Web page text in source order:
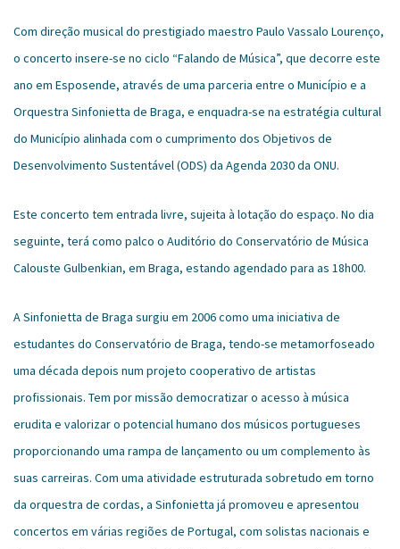
Com direção musical do prestigiado maestro Paulo Vassalo Lourenço,
o concerto insere-se no ciclo “Falando de Música”, que decorre este
ano em Esposende, através de uma parceria entre o Município e a
Orquestra Sinfonietta de Braga, e enquadra-se na estratégia cultural
do Município alinhada com o cumprimento dos Objetivos de
Desenvolvimento Sustentável (ODS) da Agenda 2030 da ONU.
Este concerto tem entrada livre, sujeita à lotação do espaço. No dia
seguinte, terá como palco o Auditório do Conservatório de Música
Calouste Gulbenkian, em Braga, estando agendado para as 18h00.
A Sinfonietta de Braga surgiu em 2006 como uma iniciativa de
estudantes do Conservatório de Braga, tendo-se metamorfoseado
uma década depois num projeto cooperativo de artistas
profissionais. Tem por missão democratizar o acesso à música
erudita e valorizar o potencial humano dos músicos portugueses
proporcionando uma rampa de lançamento ou um complemento às
suas carreiras. Com uma atividade estruturada sobretudo em torno
da orquestra de cordas, a Sinfonietta já promoveu e apresentou
concertos em várias regiões de Portugal, com solistas nacionais e